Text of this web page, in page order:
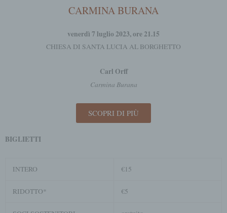
CARMINA BURANA
venerdì 7 luglio 2023, ore 21.15
CHIESA DI SANTA LUCIA AL BORGHETTO
Carl Orff
Carmina Burana
SCOPRI DI PIÙ
BIGLIETTI
INTERO €15
RIDOTTO* €5